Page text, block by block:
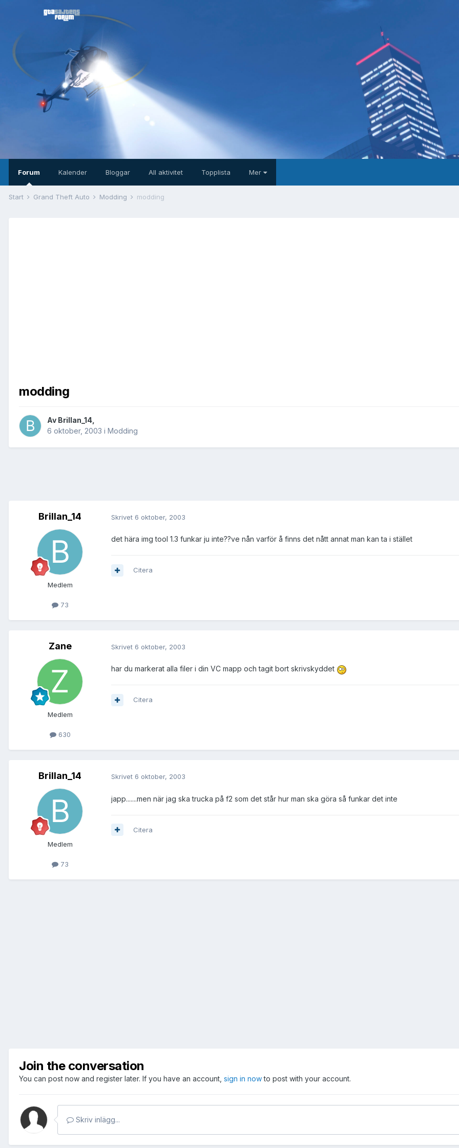
Forum Kalender Bloggar All aktivitet Topplista Mer
Start Grand Theft Auto Modding modding
modding
Av Brillan_14
6 oktober, 2003 i Modding
Brillan_14
Medlem
73
Skrivet 6 oktober, 2003
det hära img tool 1.3 funkar ju inte??ve nån varför å finns det nått annat man kan ta i stället
Citera
Zane
Medlem
630
Skrivet 6 oktober, 2003
har du markerat alla filer i din VC mapp och tagit bort skrivskyddet
Citera
Brillan_14
Medlem
73
Skrivet 6 oktober, 2003
japp.......men när jag ska trucka på f2 som det står hur man ska göra så funkar det inte
Citera
Join the conversation
You can post now and register later. If you have an account, sign in nowto post with your account.
Skriv inlägg...